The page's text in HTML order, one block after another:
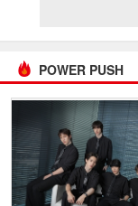
POWER PUSH